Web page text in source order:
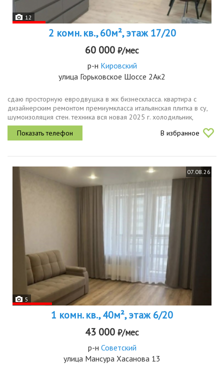
12
2 комн. кв., 60м², этаж 17/20
60 000 ₽/мес
р-н Кировский
улица Горьковское Шоссе 2Ак2
сдаю просторную евродвушка в жк бизнескласса. квартира с
дизайнерским ремонтом премиумкласса итальянская плитка в су,
шумоизоляция стен. техника вся новая 2025 г. холодильник,
стиральная духовка, вытяжка. встроенная гардеробная система.
дом сдан...
В избранное
07.08.26
5
1 комн. кв., 40м², этаж 6/20
43 000 ₽/мес
р-н Советский
улица Мансура Хасанова 13